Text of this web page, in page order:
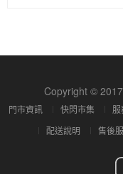
Copyright ©
門市資訊 快閃市集
配送說明
售後